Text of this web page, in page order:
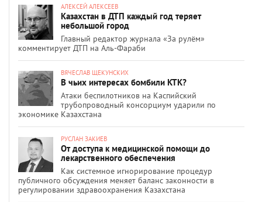
АЛЕКСЕЙ АЛЕКСЕЕВ
Казахстан в ДТП каждый год теряет
небольшой город
Главный редактор журнала «За рулём»
комментирует ДТП на Аль-Фараби
ВЯЧЕСЛАВ ЩЕКУНСКИХ
В чьих интересах бомбили КТК?
Атаки беспилотников на Каспийский
трубопроводный консорциум ударили по
экономике Казахстана
РУСЛАН ЗАКИЕВ
От доступа к медицинской помощи до
лекарственного обеспечения
Как системное игнорирование процедур
публичного обсуждения меняет баланс законности в
регулировании здравоохранения Казахстана